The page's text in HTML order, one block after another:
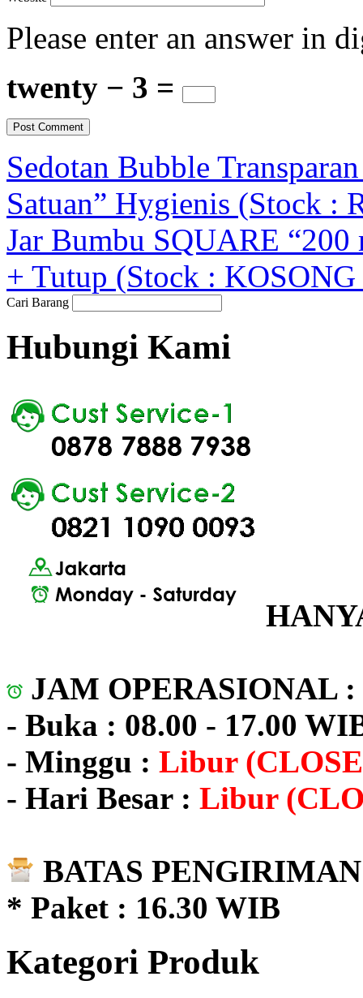
Please enter an answer in
twenty − 3 =
Sedotan Bubble
Satuan” Hygienis (Stock :
Jar Bumbu SQUARE
+ Tutup (Stock :
Cari Barang
Hubungi Kami
JAM OPERASIONAL :
- Buka : 08.00 - 17.00
- Minggu : Libur
- Hari Besar : Libur
BATAS
* Paket : 16.30 WIB
Kategori Produk